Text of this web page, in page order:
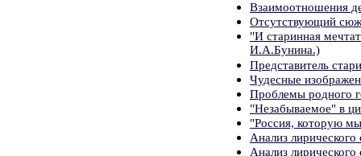
Взаимоотношения
Отсутствующий
"И старинная
И.А.Бунина.)
Представитель
Чудесные
Проблемы родного
"Незабываемое" в
"Россия, которую
Анализ
Анализ